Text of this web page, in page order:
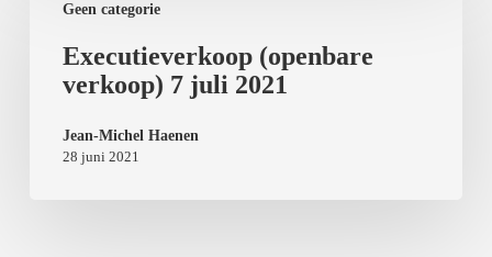
Geen categorie
Executieverkoop (openbare
verkoop) 7 juli 2021
Jean-Michel Haenen
28 juni 2021